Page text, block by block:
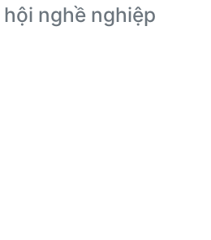
nghề nghiệp